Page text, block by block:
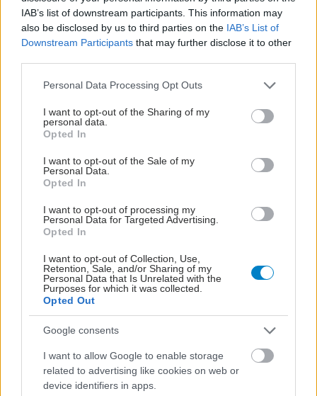
IAB’s list of downstream participants. This information may
also be disclosed by us to third parties on the IAB’s List of
Downstream Participants that may further disclose it to other
Please note that this website/app uses one or more Google
not limited to your visit or usage behaviour. You may click to
grant or deny consent to Google and its third-party tags to
use your data for below specified purposes in below Google
consent section.
Personal Data Processing Opt Outs
I want to opt-out of the Sharing of my
personal data.
Opted In
I want to opt-out of the Sale of my
Personal Data.
Opted In
I want to opt-out of processing my
Personal Data for Targeted Advertising.
Opted In
I want to opt-out of Collection, Use,
Retention, Sale, and/or Sharing of my
Personal Data that Is Unrelated with the
Purposes for which it was collected.
Opted Out
Google consents
I want to allow Google to enable storage
related to advertising like cookies on web or
device identifiers in apps.
ΜΠΕΙΤΕ ΣΤΗ ΣΥΖΗΤΗΣΗ
Loading...
Προσθήκη Σχολίου